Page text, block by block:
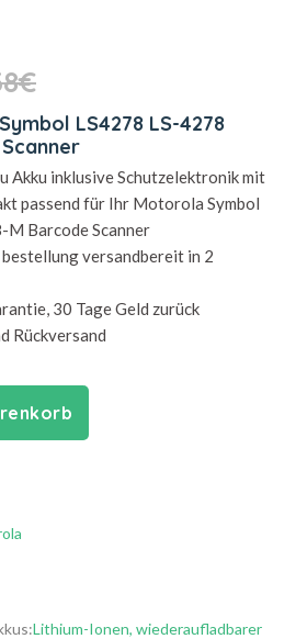
LS4278 LS-4278
Akku inklusive Schutzelektronik mit
passend für Ihr Motorola Symbol
M Barcode Scanner
versandbereit in 2
30 Tage Geld zurück
Rückversand
Lithium-Ionen, wiederaufladbarer